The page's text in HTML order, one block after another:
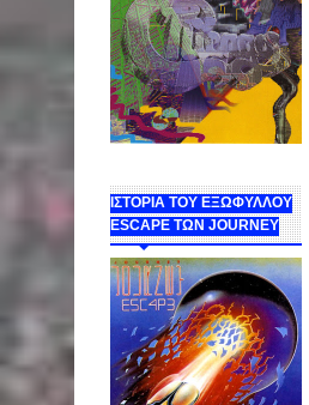
ΙΣΤΟΡΙΑ ΤΟΥ ΕΞΩΦΥΛΛΟΥ
ESCAPE ΤΩΝ JOURNEY